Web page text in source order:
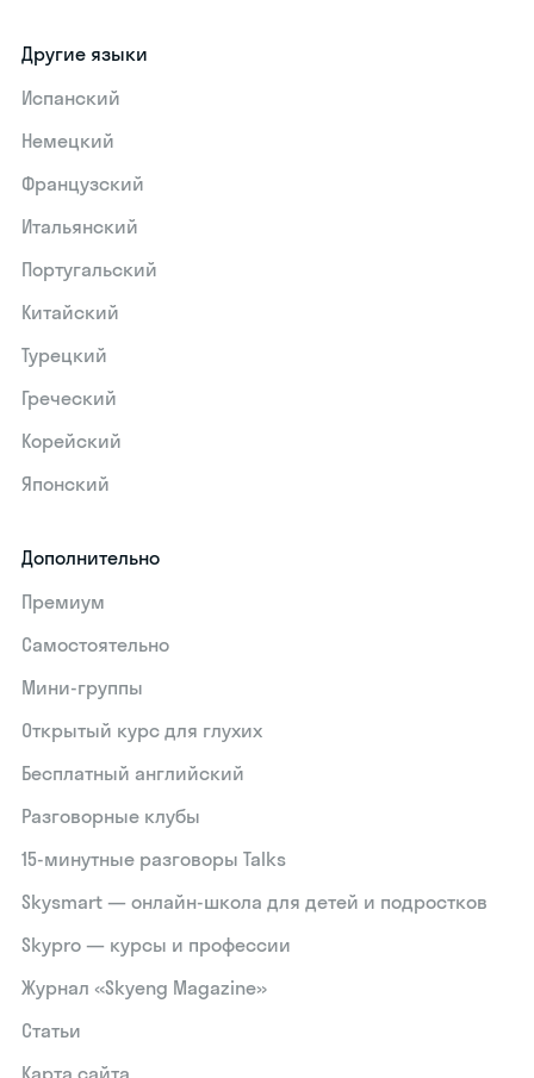
Другие языки
Испанский
Немецкий
Французский
Итальянский
Португальский
Китайский
Турецкий
Греческий
Корейский
Японский
Дополнительно
Премиум
Самостоятельно
Мини-группы
Открытый курс для глухих
Бесплатный английский
Разговорные клубы
15‑минутные разговоры Talks
Skysmart — онлайн-школа для детей и подростков
Skypro — курсы и профессии
Журнал «Skyeng Magazine»
Статьи
Карта сайта